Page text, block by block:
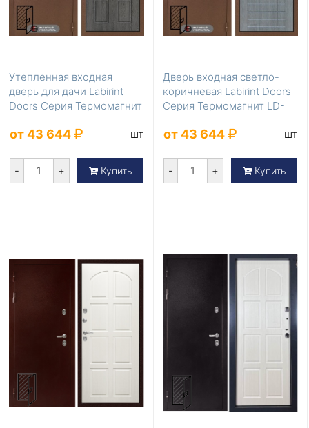
Утепленная входная
дверь для дачи Labirint
Doors Серия Термомагнит
от 43 644 шт
- + Купить
Дверь входная светло-
коричневая Labirint Doors
Серия Термомагнит LD-
от 43 644 шт
- + Купить